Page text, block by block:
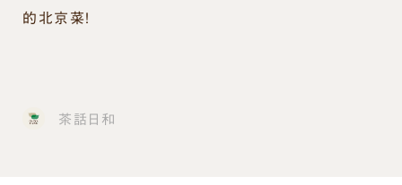
的北京菜！
茶話日和